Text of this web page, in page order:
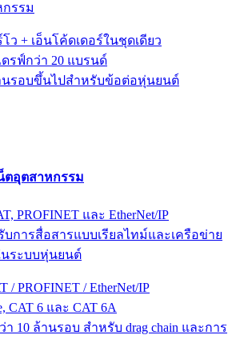
รรม
ว + เอ็นโค้ดเดอร์ในชุดเดียว
ดรฟ์กว่า 20 แบรนด์
นรอบขึ้นไปสำหรับข้อต่อหุ่นยนต์
ตอุตสาหกรรม
PROFINET และ EtherNet/IP
การสื่อสารแบบเรียลไทม์และเครือข่าย
ระบบหุ่นยนต์
/ PROFINET / EtherNet/IP
CAT 6 และ CAT 6A
10 ล้านรอบ สำหรับ drag chain และการ